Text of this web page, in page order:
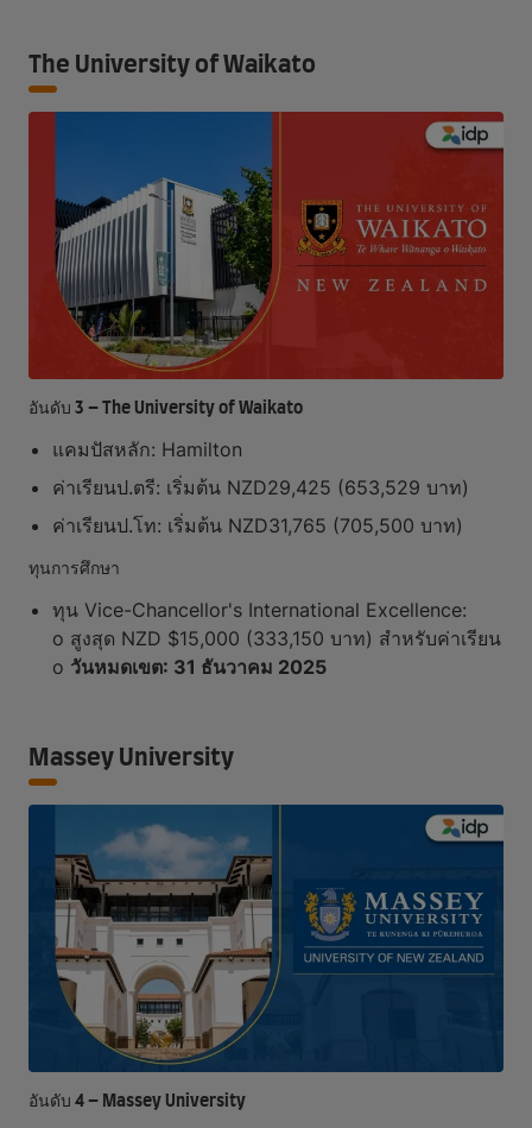
The University of Waikato
อันดับ 3 – The University of Waikato
แคมปัสหลัก: Hamilton
ค่าเรียนป.ตรี: เริ่มต้น NZD29,425 (653,529 บาท)
ค่าเรียนป.โท: เริ่มต้น NZD31,765 (705,500 บาท)
ทุนการศึกษา
ทุน Vice-Chancellor's International Excellence:
o สูงสุด NZD $15,000 (333,150 บาท) สำหรับค่าเรียน
o วันหมดเขต: 31 ธันวาคม 2025
Massey University
อันดับ 4 – Massey University